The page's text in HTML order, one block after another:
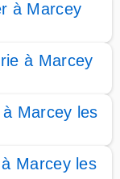
à Marcey
à Marcey
Marcey les
Marcey les